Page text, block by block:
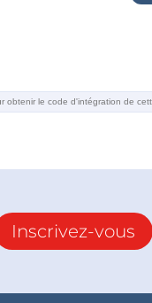
Inscrivez-vous